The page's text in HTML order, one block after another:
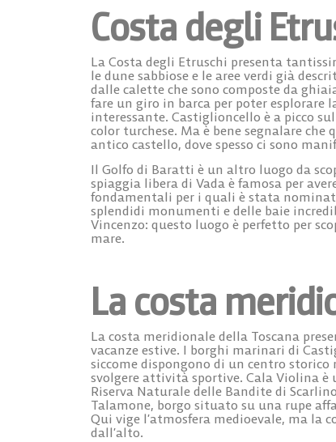
Costa degli
La Costa degli Etruschi presenta
le dune sabbiose e le aree verdi già
dalle calette che sono composte da
fare un giro in barca per poter esplorare
interessante. Castiglioncello è a picco
color turchese. Ma è bene segnalare che
antico castello, dove spesso ci sono
Il Golfo di Baratti è un altro luogo da
spiaggia libera di Vada è famosa per
fondamentali per i quali è stata
splendidi monumenti e delle baie
Vincenzo: questo luogo è perfetto per
mare.
La costa
La costa meridionale della Toscana
vacanze estive. I borghi marinari di
siccome dispongono di un centro storico
svolgere attività sportive. Cala Violina è
Riserva Naturale delle Bandite di
Talamone, borgo situato su una rupe
Qui vige l’atmosfera medioevale, ma la
dall’alto.